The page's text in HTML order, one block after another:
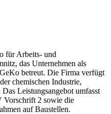
für Arbeits- und
das Unternehmen als
betreut. Die Firma verfügt
chemischen Industrie,
Leistungsangebot umfasst
Vorschrift 2 sowie die
auf Baustellen.